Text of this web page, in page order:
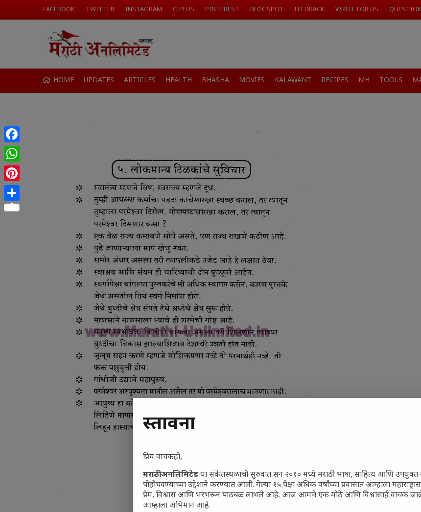
FACEBOOK TWITTER INSTAGRAM G PLUS PINTEREST BLOGSPOT FEEDBACK WRITE FOR US
HOME UPDATES ARTICLES HEALTH BHASHA MOVIES KALAWANT RECIPES MH TOOLS
Facebook
WhatsApp
Pinterest
Share
प्रस्तावना
प्रिय वाचकहो,
मराठी अनलिमिटेडया संकेतस्थळाची सुरुवात सन २०१० मध्ये मराठी भाषा, साहित्य आणि उपयुक्त
पोहोचवण्याच्या उद्देशाने करण्यात आली. गेल्या १५ पेक्षा अधिक वर्षांच्या प्रवासात आम्हाला
प्रेम, विश्वास आणि भरभरून पाठबळ लाभले आहे. आज आमचे एक मोठे आणि विश्वासार्ह वाचक
आम्हाला अभिमान आहे.